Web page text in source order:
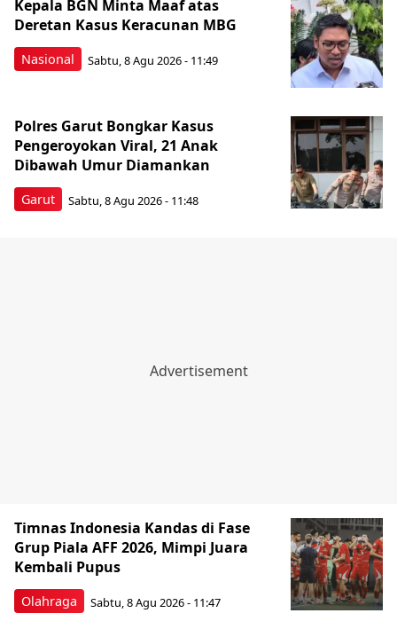
Nasional
Kepala BGN Minta Maaf atas
Deretan Kasus Keracunan MBG
Sabtu, 8 Agu 2026 - 11:49
Garut
Polres Garut Bongkar Kasus
Pengeroyokan Viral, 21 Anak
Dibawah Umur Diamankan
Sabtu, 8 Agu 2026 - 11:48
Olahraga
Timnas Indonesia Kandas di Fase
Grup Piala AFF 2026, Mimpi Juara
Kembali Pupus
Sabtu, 8 Agu 2026 - 11:47